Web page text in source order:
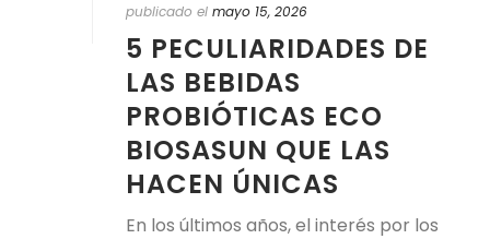
publicado el mayo 15, 2026
5 PECULIARIDADES DE
LAS BEBIDAS
PROBIÓTICAS ECO
BIOSASUN QUE LAS
HACEN ÚNICAS
En los últimos años, el interés por los